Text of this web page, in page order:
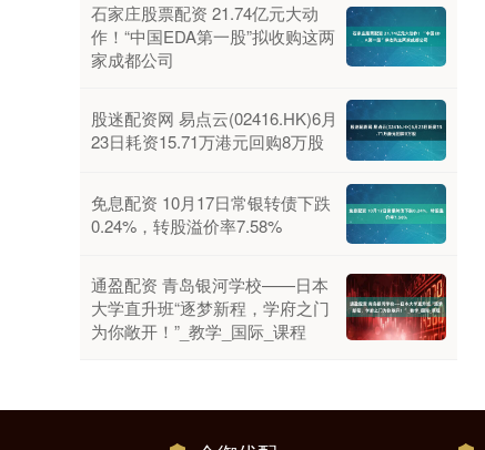
石家庄股票配资 21.74亿元大动
作！“中国EDA第一股”拟收购这两
家成都公司
股迷配资网 易点云(02416.HK)6月
23日耗资15.71万港元回购8万股
免息配资 10月17日常银转债下跌
0.24%，转股溢价率7.58%
通盈配资 青岛银河学校——日本
大学直升班“逐梦新程，学府之门
为你敞开！”_教学_国际_课程